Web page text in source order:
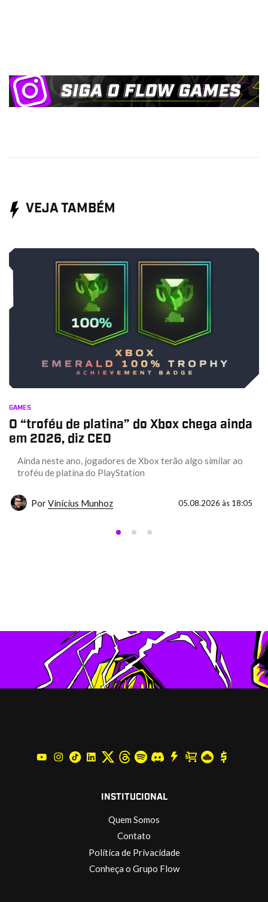
VEJA TAMBÉM
GAMES
O “troféu de platina” do Xbox chega ainda
em 2026, diz CEO
Ainda neste ano, jogadores de Xbox terão algo similar ao
troféu de platina do PlayStation
PorVinícius Munhoz 05.08.2026 às 18:05
INSTITUCIONAL
Quem Somos
Contato
Política de Privacidade
Conheça o Grupo Flow